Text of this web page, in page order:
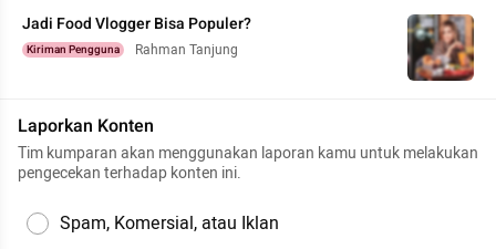
Jadi Food Vlogger Bisa Populer?
Kiriman Pengguna Rahman Tanjung
Laporkan Konten
Tim kumparan akan menggunakan laporan kamu untuk melakukan
pengecekan terhadap konten ini.
Spam, Komersial, atau Iklan